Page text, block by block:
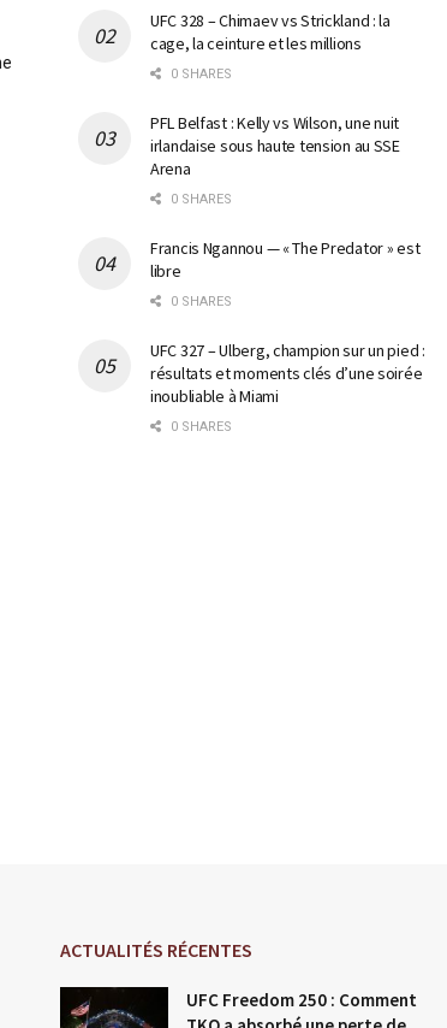
UFC 328 – Chimaev vs Strickland : la
cage, la ceinture et les millions
0 SHARES
PFL Belfast : Kelly vs Wilson, une nuit
irlandaise sous haute tension au SSE
Arena
0 SHARES
Francis Ngannou — « The Predator » est
libre
0 SHARES
UFC 327 – Ulberg, champion sur un pied :
résultats et moments clés d’une soirée
inoubliable à Miami
0 SHARES
ACTUALITÉS RÉCENTES
UFC Freedom 250 : Comment